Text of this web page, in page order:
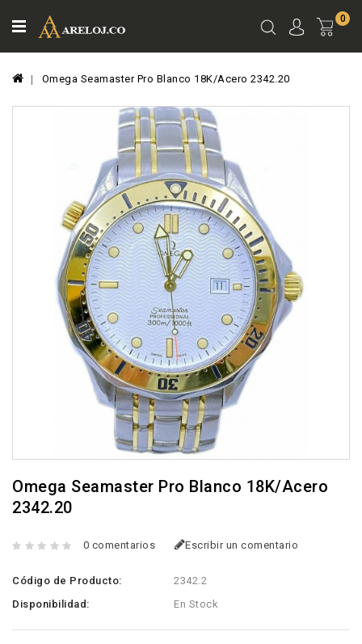
0
Omega Seamaster Pro Blanco 18K/Acero 2342.20
Omega Seamaster Pro Blanco 18K/Acero
2342.20
0 comentarios Escribir un comentario
Código de Producto:
2342.2
Disponibilidad:
En Stock